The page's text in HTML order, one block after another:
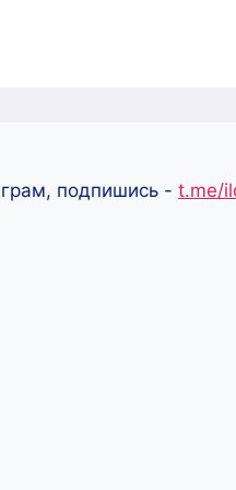
подпишись - t.me/